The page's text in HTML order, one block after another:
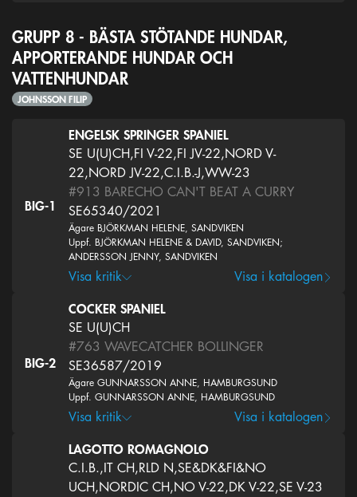
GRUPP 8 - BÄSTA STÖTANDE HUNDAR,
APPORTERANDE HUNDAR OCH
VATTENHUNDAR
JOHNSSON FILIP
BIG-1
ENGELSK SPRINGER SPANIEL
SE U(U)CH,FI V-22,FI JV-22,NORD V-
22,NORD JV-22,C.I.B.-J,WW-23
#913 BARECHO CAN'T BEAT A CURRY
SE65340/2021
Ägare BJÖRKMAN HELENE, SANDVIKEN
Uppf. BJÖRKMAN HELENE & DAVID, SANDVIKEN;
ANDERSSON JENNY, SANDVIKEN
Visa kritik Visa i katalogen
BIG-2
COCKER SPANIEL
SE U(U)CH
#763 WAVECATCHER BOLLINGER
SE36587/2019
Ägare GUNNARSSON ANNE, HAMBURGSUND
Uppf. GUNNARSSON ANNE, HAMBURGSUND
Visa kritik Visa i katalogen
LAGOTTO ROMAGNOLO
C.I.B.,IT CH,RLD N,SE&DK&FI&NO
UCH,NORDIC CH,NO V-22,DK V-22,SE V-23